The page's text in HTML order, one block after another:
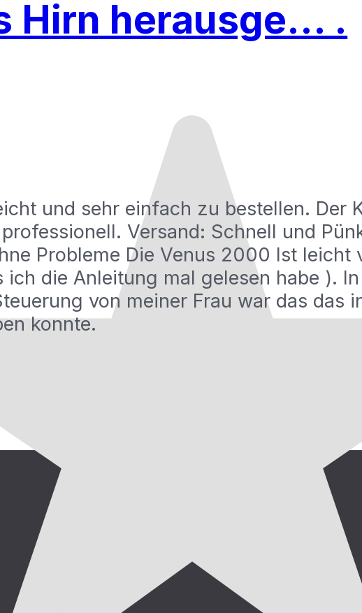
Hirn herausge… .
und sehr einfach zu bestellen. Der
Versand: Schnell und
Probleme Die Venus 2000 Ist leicht
ich die Anleitung mal gelesen habe ).
von meiner Frau war das das
konnte.